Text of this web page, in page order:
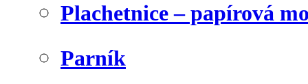
Plachetnice – papírová
Parník